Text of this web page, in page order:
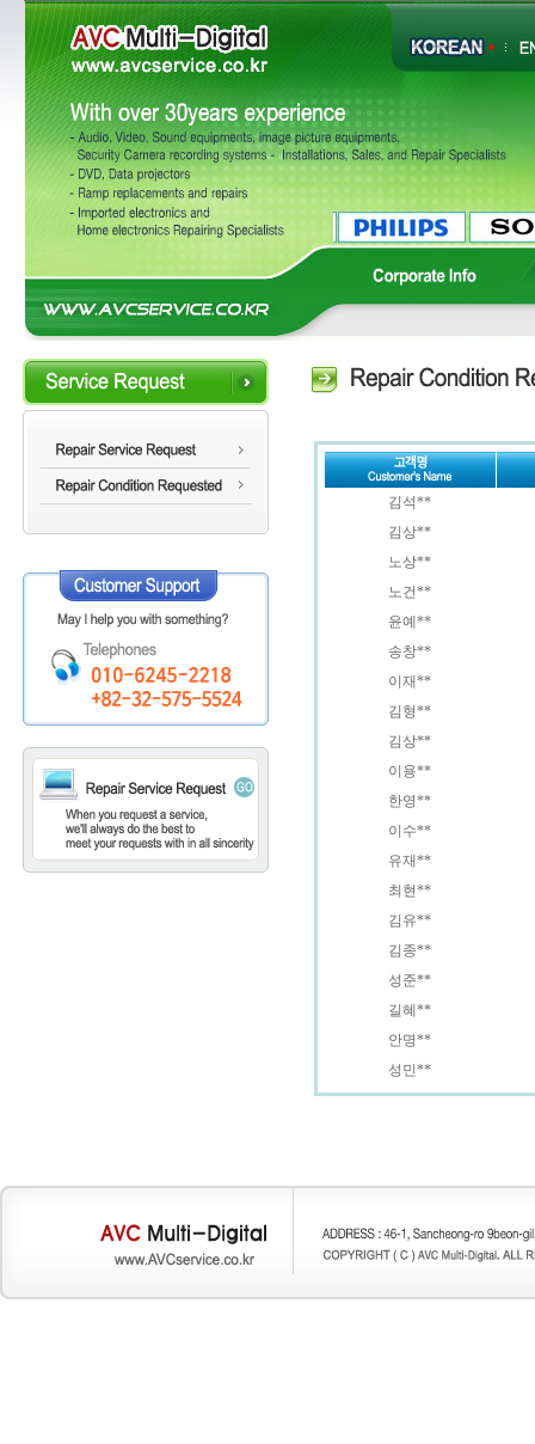
김석**
김상**
노상**
노건**
윤예**
송창**
이재**
김형**
김상**
이용**
한영**
이수**
유재**
최현**
김유**
김종**
성준**
길혜**
안명**
성민**